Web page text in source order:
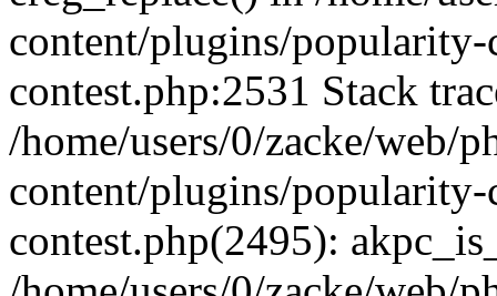
content/plugins/
contest.php:2531 Stack
/home/users/0/zacke/web/
content/plugins/
contest.php(2495):